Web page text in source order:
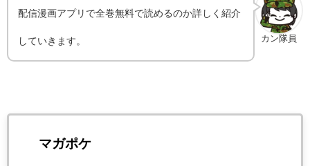
カン隊員
配信漫画アプリで全巻無料で読めるのか詳しく紹介
していきます。
マガポケ